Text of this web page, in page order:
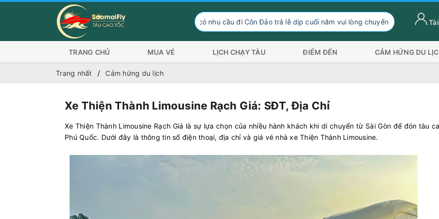
Hành khách có nhu cầu đi Côn Đảo trả lễ dịp cuối năm vui lòng chuyển hướng xuống Sóc Trăng
TRANG CHỦ MUA VÉ LỊCH CHẠY TÀU ĐIỂM ĐẾN CẢM HỨNG DU
Trang nhất Cảm hứng du lịch
Xe Thiện Thành Limousine Rạch Giá: SĐT, Địa Chỉ
Xe Thiện Thành Limousine Rạch Giá là sự lựa chọn của nhiều hành khách khi di chuyển từ Sài Gòn để đón tàu
Phú Quốc. Dưới đây là thông tin số điện thoại, địa chỉ và giá vé nhà xe Thiện Thành Limousine.